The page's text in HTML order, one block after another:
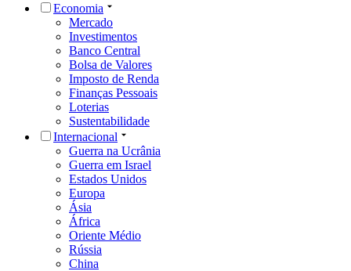
Economia
Mercado
Investimentos
Banco Central
Bolsa de Valores
Imposto de Renda
Finanças Pessoais
Loterias
Sustentabilidade
Internacional
Guerra na Ucrânia
Guerra em Israel
Estados Unidos
Europa
Ásia
África
Oriente Médio
Rússia
China